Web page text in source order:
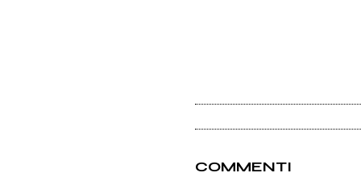
COMMENTI